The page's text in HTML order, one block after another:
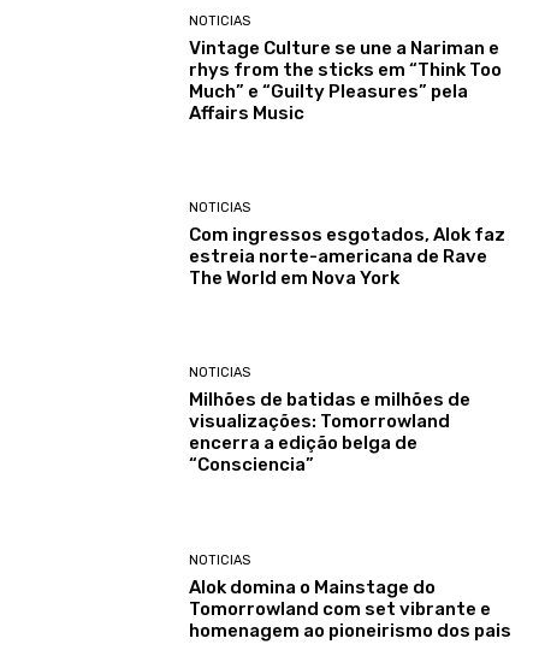
NOTICIAS
Vintage Culture se une a Nariman e
rhys from the sticks em “Think Too
Much” e “Guilty Pleasures” pela
Affairs Music
NOTICIAS
Com ingressos esgotados, Alok faz
estreia norte-americana de Rave
The World em Nova York
NOTICIAS
Milhões de batidas e milhões de
visualizações: Tomorrowland
encerra a edição belga de
“Consciencia”
NOTICIAS
Alok domina o Mainstage do
Tomorrowland com set vibrante e
homenagem ao pioneirismo dos pais